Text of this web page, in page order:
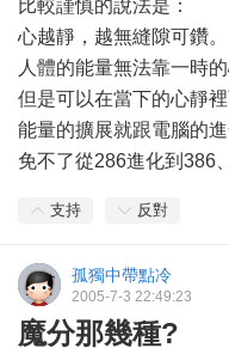
比較謹慎的說法是：
心越靜，越無縫隙可鑽。
人體的能量無法靠一時的
但是可以在當下的心靜
能量的擴展就跟電腦的進
免不了從286進化到386
支持 反對
孤獨中帶點冷
2005-7-3 22:49:23
魔分那幾種?